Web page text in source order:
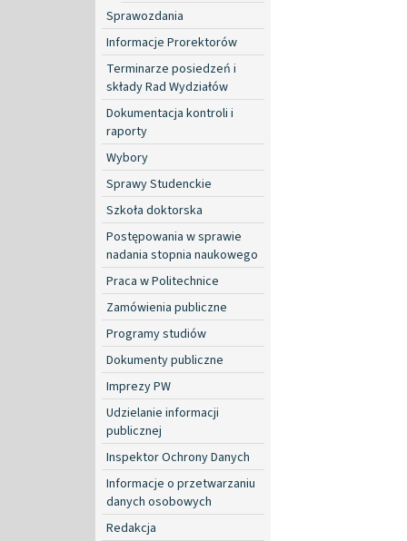
Sprawozdania
Informacje Prorektorów
Terminarze posiedzeń i
składy Rad Wydziałów
Dokumentacja kontroli i
raporty
Wybory
Sprawy Studenckie
Szkoła doktorska
Postępowania w sprawie
nadania stopnia naukowego
Praca w Politechnice
Zamówienia publiczne
Programy studiów
Dokumenty publiczne
Imprezy PW
Udzielanie informacji
publicznej
Inspektor Ochrony Danych
Informacje o przetwarzaniu
danych osobowych
Redakcja